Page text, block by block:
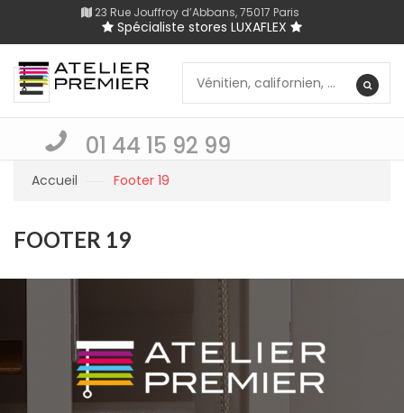
23 Rue Jouffroy d’Abbans, 75017 Paris
Spécialiste stores LUXAFLEX
01 44 15 92 99
Accueil Footer 19
FOOTER 19